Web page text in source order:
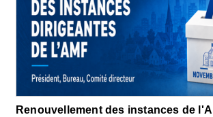
Renouvellement des instances de